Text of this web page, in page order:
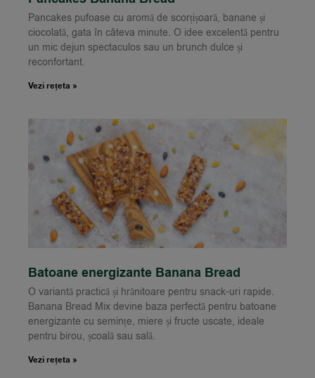
Pancakes pufoase cu aromă de scorțișoară, banane și
ciocolată, gata în câteva minute. O idee excelentă pentru
un mic dejun spectaculos sau un brunch dulce și
reconfortant.
Vezi rețeta »
Batoane energizante Banana Bread
O variantă practică și hrănitoare pentru snack-uri rapide.
Banana Bread Mix devine baza perfectă pentru batoane
energizante cu semințe, miere și fructe uscate, ideale
pentru birou, școală sau sală.
Vezi rețeta »